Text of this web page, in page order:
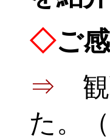
◇ご
⇒
た。